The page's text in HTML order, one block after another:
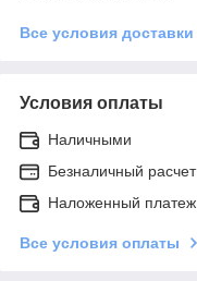
Все условия доставки
Условия оплаты
Наличными
Безналичный расчет
Наложенный платеж
Все условия оплаты